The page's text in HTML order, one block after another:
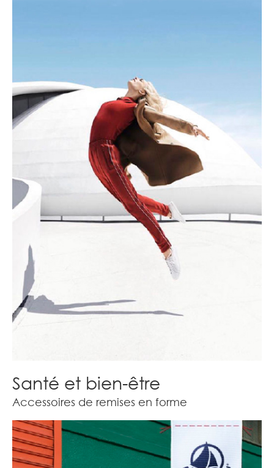
Santé et bien-être
Accessoires de remises en forme